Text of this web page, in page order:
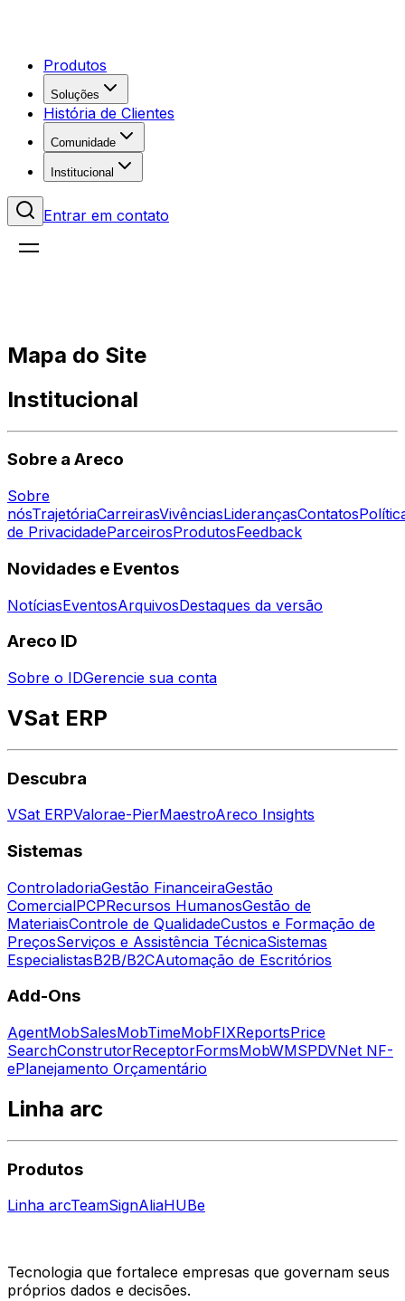
Produtos
Soluções
História de Clientes
Comunidade
Institucional
Entrar em contato
Mapa do Site
Institucional
Sobre a Areco
Sobre
nósTrajetóriaCarreirasVivênciasLiderançasContatos
de PrivacidadeParceirosProdutosFeedback
Novidades e Eventos
NotíciasEventosArquivosDestaques da versão
Areco ID
Sobre o IDGerencie sua conta
VSat ERP
Descubra
VSat ERPValorae-PierMaestroAreco Insights
Sistemas
ControladoriaGestão FinanceiraGestão
ComercialPCPRecursos HumanosGestão de
MateriaisControle de QualidadeCustos e Formação de
PreçosServiços e Assistência TécnicaSistemas
EspecialistasB2B/B2CAutomação de Escritórios
Add-Ons
AgentMobSalesMobTimeMobFIXReportsPrice
SearchConstrutorReceptorFormsMobWMSPDVNet NF-
ePlanejamento Orçamentário
Linha arc
Produtos
Linha arcTeamSignAliaHUBe
Tecnologia que fortalece empresas que governam seus
próprios dados e decisões.